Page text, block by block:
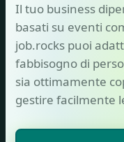
Il tuo business
basati su eventi
job.rocks puoi
fabbisogno di
sia ottimamente
gestire facilmente